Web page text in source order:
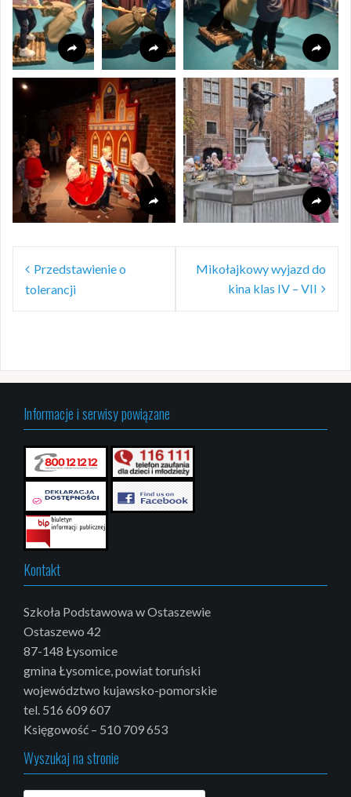
Nawigacja
wpisu
Przedstawienie o
tolerancji
Mikołajkowy wyjazd do
kina klas IV – VII
Informacje i serwisy powiązane
Kontakt
Szkoła Podstawowa w Ostaszewie
Ostaszewo 42
87-148 Łysomice
gmina Łysomice, powiat toruński
województwo kujawsko-pomorskie
tel. 516 609 607
Księgowość – 510 709 653
Wyszukaj na stronie